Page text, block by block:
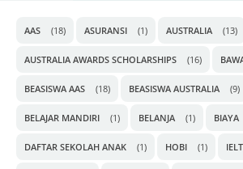
AAS (18) ASURANSI (1) AUSTRALIA (13)
AUSTRALIA AWARDS SCHOLARSHIPS (16)
BEASISWA AAS (18) BEASISWA AUSTRALIA (9)
BELAJAR MANDIRI (1) BELANJA (1) BIAYA
DAFTAR SEKOLAH ANAK (1) HOBI (1)